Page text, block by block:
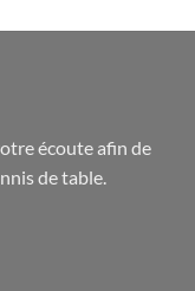
écoute afin de
de table.